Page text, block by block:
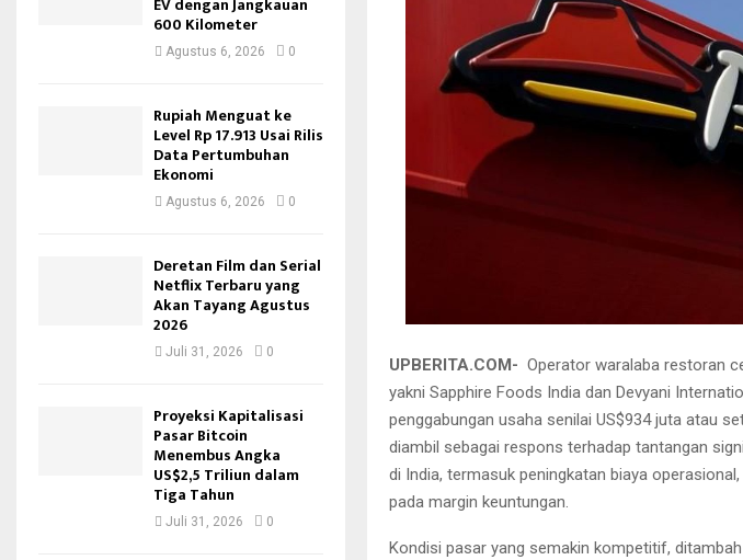
UPBERITA.COM- Operator waralaba restoran
yakni Sapphire Foods India dan Devyani
penggabungan usaha senilai US$934 juta atau
diambil sebagai respons terhadap tantangan
di India, termasuk peningkatan biaya
pada margin keuntungan.
Kondisi pasar yang semakin kompetitif,
600 Kilometer
Agustus 6, 2026 0
Rupiah Menguat ke
Level Rp 17.913 Usai Rilis
Data Pertumbuhan
Ekonomi
Agustus 6, 2026 0
Deretan Film dan Serial
Netflix Terbaru yang
Akan Tayang Agustus
2026
Juli 31, 2026 0
Proyeksi Kapitalisasi
Pasar Bitcoin
Menembus Angka
US$2,5 Triliun dalam
Tiga Tahun
Juli 31, 2026 0